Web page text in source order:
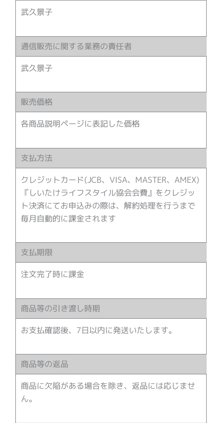
武久景子
通信販売に関する業務の責任者
武久景子
販売価格
各商品説明ページに表記した価格
支払方法
クレジットカード(JCB、VISA、MASTER、AMEX)
『しいたけライフスタイル協会会費』をクレジッ
ト決済にてお申込みの際は、解約処理を行うまで
毎月自動的に課金されます
支払期限
注文完了時に課金
商品等の引き渡し時期
お支払確認後、7日以内に発送いたします。
商品等の返品
商品に欠陥がある場合を除き、返品には応じませ
ん。